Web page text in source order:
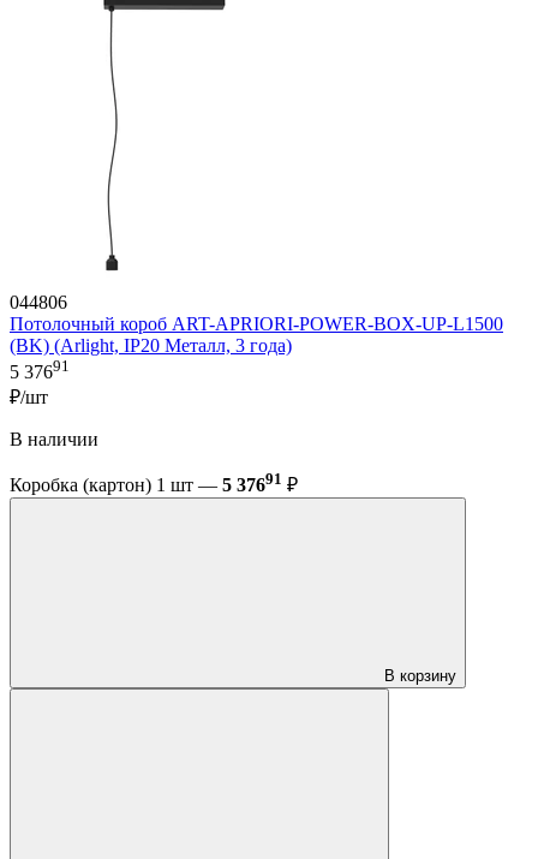
044806
Потолочный короб ART-APRIORI-POWER-BOX-UP-L1500
(BK) (Arlight, IP20 Металл, 3 года)
5 37691
₽/шт
В наличии
Коробка (картон) 1 шт — 5 37691 ₽
В корзину